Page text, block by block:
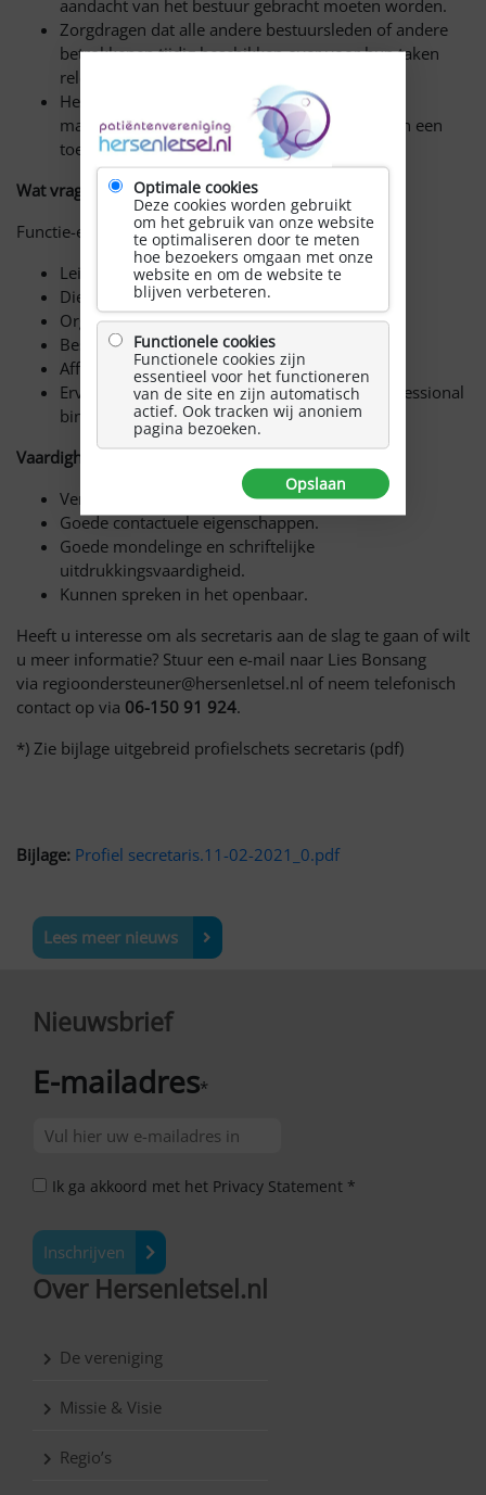
aandacht van het bestuur gebracht moeten worden.
Zorgdragen dat alle andere bestuursleden of andere
betrokkenen tijdig beschikken over voor hun taken
relevante stukken.
Het verzamelen, ordenen en toegankelijk
maken/houden van alle relevante informatie in een
toegankelijk archief.
Wat vragen wij?
Functie-eisen:
Leidinggevende capaciteiten.
Dienstverlenende instelling.
Organisatievermogen.
Bestuurlijke ervaring.
Affiniteit met de doelgroep.
Ervaringsdeskundige, mantelzorger en/of professional
binnen de doelgroep.
Vaardigheden:
Vermogen om in teamverband te werken.
Goede contactuele eigenschappen.
Goede mondelinge en schriftelijke
uitdrukkingsvaardigheid.
Kunnen spreken in het openbaar.
Heeft u interesse om als secretaris aan de slag te gaan of wilt
u meer informatie? Stuur een e-mail naar Lies Bonsang
via regioondersteuner@hersenletsel.nl of neem telefonisch
contact op via 06-150 91 924.
*) Zie bijlage uitgebreid profielschets secretaris (pdf)
Bijlage: Profiel secretaris.11-02-2021_0.pdf
Lees meer nieuws
Nieuwsbrief
E-mailadres*
Ik ga akkoord met het Privacy Statement *
Inschrijven
Over Hersenletsel.nl
De vereniging
Missie & Visie
Regio’s
Optimale cookies
Deze cookies worden gebruikt
om het gebruik van onze website
te optimaliseren door te meten
hoe bezoekers omgaan met onze
website en om de website te
blijven verbeteren.
Functionele cookies
Functionele cookies zijn
essentieel voor het functioneren
van de site en zijn automatisch
actief. Ook tracken wij anoniem
pagina bezoeken.
Opslaan